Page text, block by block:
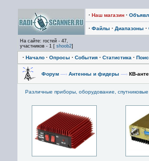
· Наш магазин ·
· Файлы · Диапазоны ·
На сайте: гостей - 47,
участников - 1 [ shoob2]
· Начало · Опросы · События · Статистика ·
Форум —› Антенны и фидеры —› КВ-
Различные приборы, оборудование,